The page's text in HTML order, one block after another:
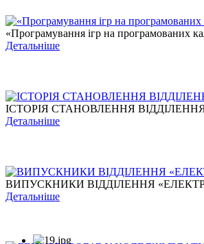
«Програмування ігр на програмованих
Детальніше
ІСТОРІЯ СТАНОВЛЕННЯ
Детальніше
ВИПУСКНИКИ ВІДДІЛЕННЯ
Детальніше